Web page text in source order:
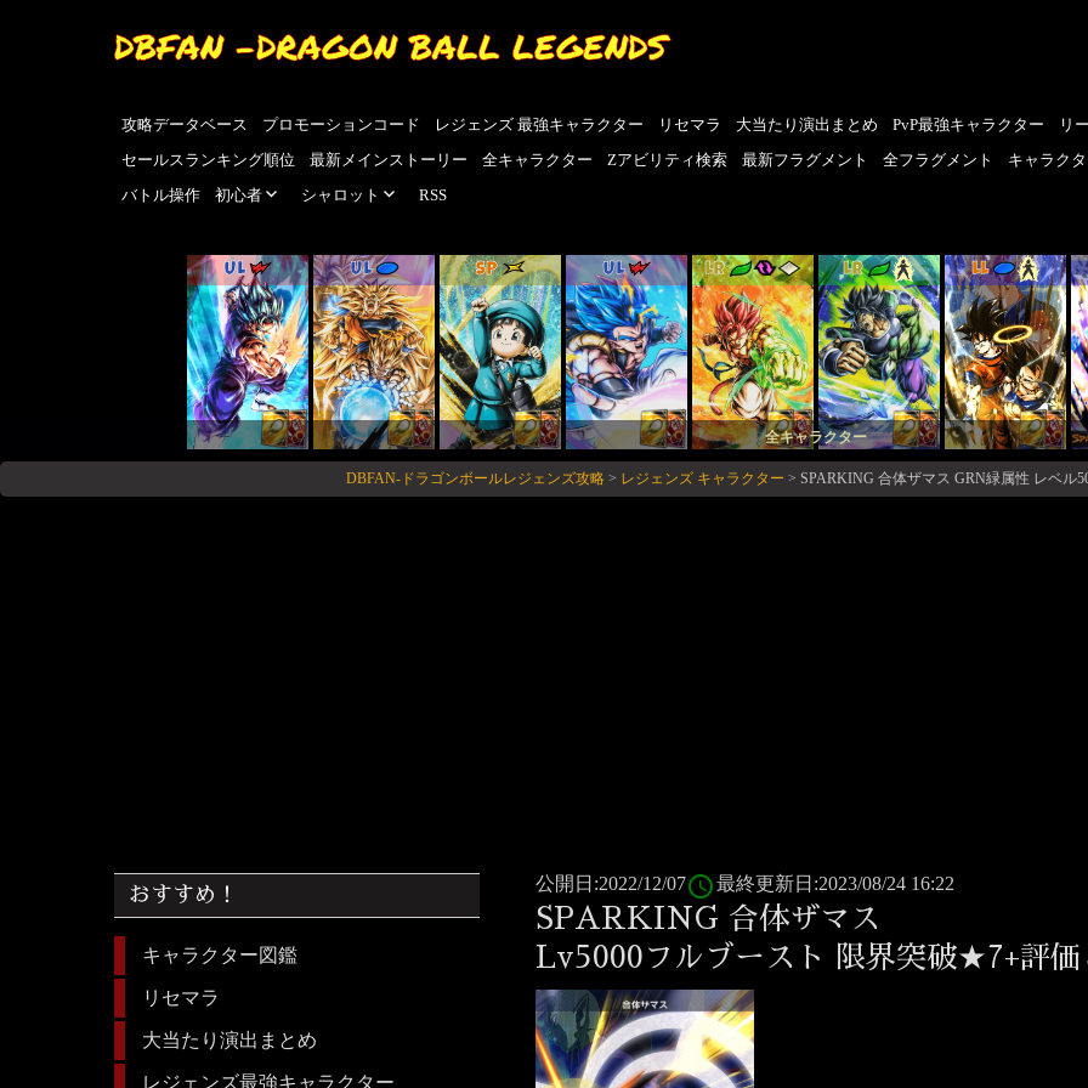
DBFAN -DRAGON BALL LEGENDS
攻略データベース プロモーションコード レジェンズ 最強キャラクター リセマラ 大当たり演出まとめ PvP最強キャラクター リ
セールスランキング順位
最新メインストーリー 全キャラクター Zアビリティ検索 最新フラグメント 全フラグメント キャラク
バトル操作
初心者 シャロット RSS
UL UL SP UL LR LR LL
全キャラクター
DBFAN-ドラゴンボールレジェンズ攻略 > レジェンズ キャラクター > SPARKING 合体ザマス GRN緑属性 レベル
公開日:2022/12/07access_time 最終更新日:2023/08/24 16:22
SPARKING 合体ザマス
Lv5000フルブースト 限界突破★7+評価
おすすめ！
キャラクター図鑑
リセマラ
大当たり演出まとめ
レジェンズ最強キャラクター